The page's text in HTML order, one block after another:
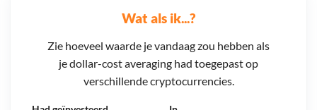
Wat als ik...?
Zie hoeveel waarde je vandaag zou hebben als
je dollar-cost averaging had toegepast op
verschillende cryptocurrencies.